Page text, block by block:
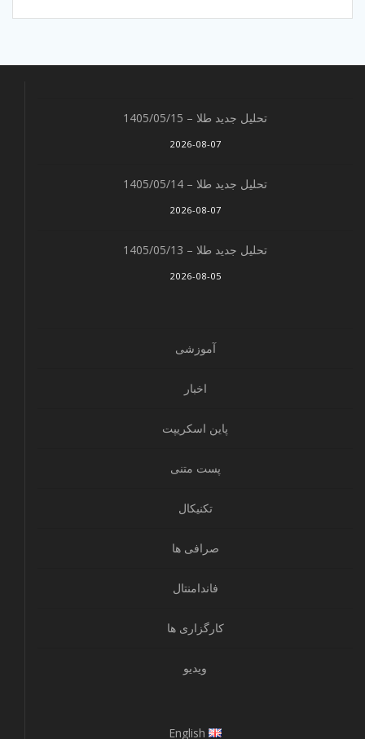
تحلیل جدید طلا – 1405/05/15
2026-08-07
تحلیل جدید طلا – 1405/05/14
2026-08-07
تحلیل جدید طلا – 1405/05/13
2026-08-05
آموزشی
اخبار
پاین اسکریپت
پست متنی
تکنیکال
صرافی ها
فاندامنتال
کارگزاری ها
ویدیو
English